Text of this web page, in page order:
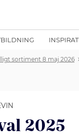
sortiment 8 maj 2026
2025